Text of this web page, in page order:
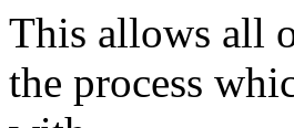
This allows all
the process